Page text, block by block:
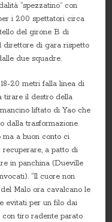
“spezzatino” con
i 200 spettatori circa
del girone B di
direttore di gara rispetto
due squadre.
20 metri falla linea di
tirare il destro della
liftato di Yao che
dalla trasformazione
ma a buon conto ci
recuperare, a patto di
in panchina (Dueville
“Il cuore non
Malo ora cavalcano le
evitati per un filo dai
con tiro radente parato